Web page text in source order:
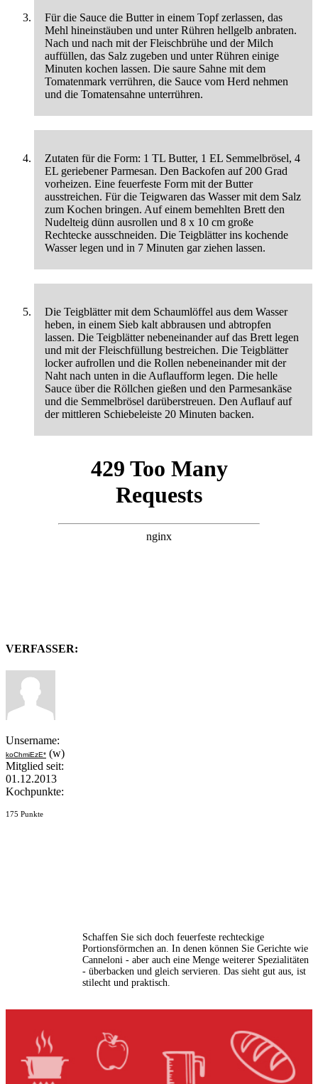
Für die Sauce die Butter in einem Topf zerlassen, das
Mehl hineinstäuben und unter Rühren hellgelb anbraten.
Nach und nach mit der Fleischbrühe und der Milch
auffüllen, das Salz zugeben und unter Rühren einige
Minuten kochen lassen. Die saure Sahne mit dem
Tomatenmark verrühren, die Sauce vom Herd nehmen
und die Tomatensahne unterrühren.
Zutaten für die Form: 1 TL Butter, 1 EL Semmelbrösel, 4
EL geriebener Parmesan. Den Backofen auf 200 Grad
vorheizen. Eine feuerfeste Form mit der Butter
ausstreichen. Für die Teigwaren das Wasser mit dem Salz
zum Kochen bringen. Auf einem bemehlten Brett den
Nudelteig dünn ausrollen und 8 x 10 cm große
Rechtecke ausschneiden. Die Teigblätter ins kochende
Wasser legen und in 7 Minuten gar ziehen lassen.
Die Teigblätter mit dem Schaumlöffel aus dem Wasser
heben, in einem Sieb kalt abbrausen und abtropfen
lassen. Die Teigblätter nebeneinander auf das Brett legen
und mit der Fleischfüllung bestreichen. Die Teigblätter
locker aufrollen und die Rollen nebeneinander mit der
Naht nach unten in die Auflaufform legen. Die helle
Sauce über die Röllchen gießen und den Parmesankäse
und die Semmelbrösel darüberstreuen. Den Auflauf auf
der mittleren Schiebeleiste 20 Minuten backen.
VERFASSER:
Unsername:
koChmiEzE* (w)
Mitglied seit:
01.12.2013
Kochpunkte:
175 Punkte
Schaffen Sie sich doch feuerfeste rechteckige
Portionsförmchen an. In denen können Sie Gerichte wie
Canneloni - aber auch eine Menge weiterer Spezialitäten
- überbacken und gleich servieren. Das sieht gut aus, ist
stilecht und praktisch.